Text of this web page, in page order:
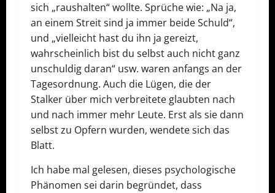
sich „raushalten“ wollte. Sprüche wie: „Na ja,
an einem Streit sind ja immer beide Schuld“,
und „vielleicht hast du ihn ja gereizt,
wahrscheinlich bist du selbst auch nicht ganz
unschuldig daran“ usw. waren anfangs an der
Tagesordnung. Auch die Lügen, die der
Stalker über mich verbreitete glaubten nach
und nach immer mehr Leute. Erst als sie dann
selbst zu Opfern wurden, wendete sich das
Blatt.
Ich habe mal gelesen, dieses psychologische
Phänomen sei darin begründet, dass